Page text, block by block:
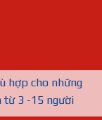
hợp cho những
từ 3 -15 người